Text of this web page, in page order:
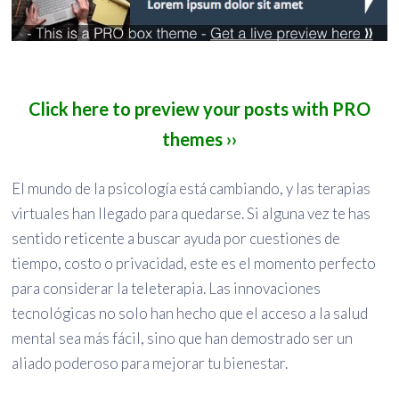
Click here to preview your posts with PRO
themes ››
El mundo de la psicología está cambiando, y las terapias
virtuales han llegado para quedarse. Si alguna vez te has
sentido reticente a buscar ayuda por cuestiones de
tiempo, costo o privacidad, este es el momento perfecto
para considerar la teleterapia. Las innovaciones
tecnológicas no solo han hecho que el acceso a la salud
mental sea más fácil, sino que han demostrado ser un
aliado poderoso para mejorar tu bienestar.